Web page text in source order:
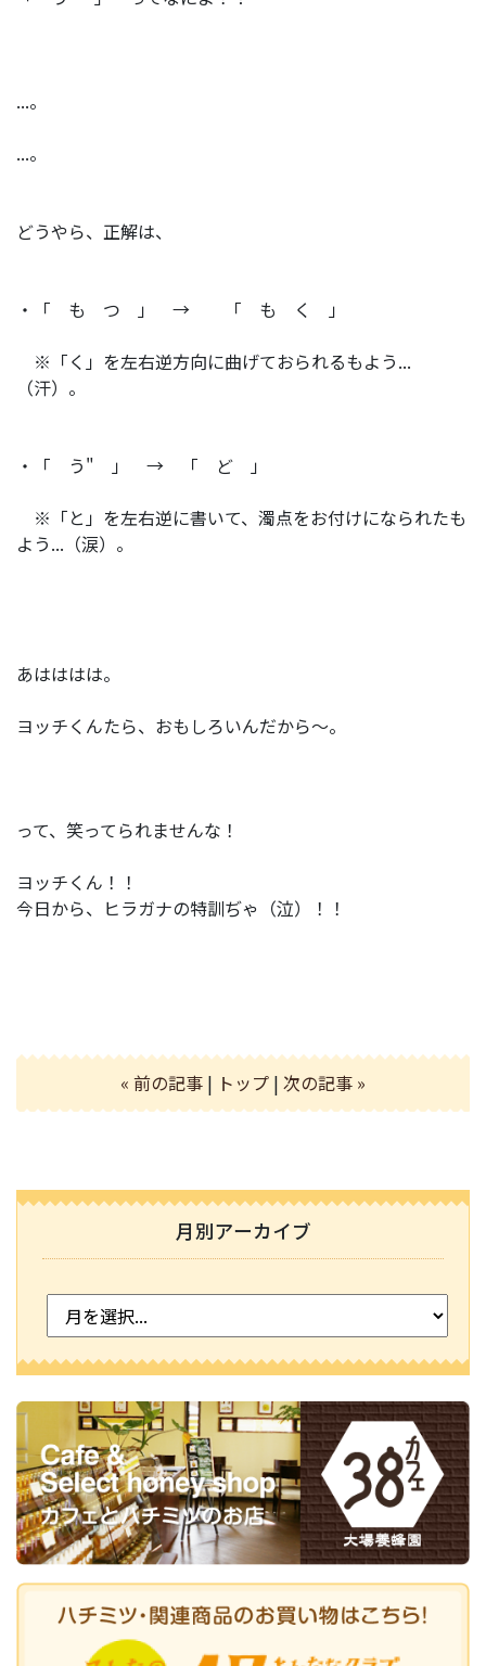
...。
...。
どうやら、正解は、
・「 も つ 」 → 「 も く 」
※「く」を左右逆方向に曲げておられるもよう...
（汗）。
・「 う" 」 → 「 ど 」
※「と」を左右逆に書いて、濁点をお付けになられたも
よう...（涙）。
あはははは。
ヨッチくんたら、おもしろいんだから～。
って、笑ってられませんな！
ヨッチくん！！
今日から、ヒラガナの特訓ぢゃ（泣）！！
« 前の記事 | トップ | 次の記事 »
月別アーカイブ